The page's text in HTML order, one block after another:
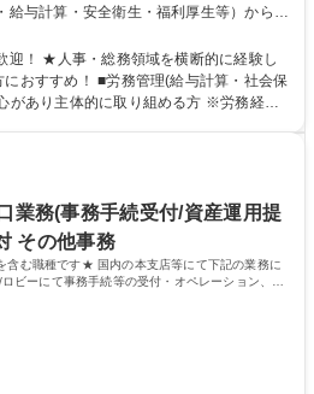
給与計算・安全衛生・福利厚生等）からお
用・教育業務へ守備範囲を広げ、組織運
時間管理、給与
理、安全衛生、健康経営推進等をお任せ
管理など、幅広く経験を積んでいただき
適な環境です。 募集職種 【総
プ/組織運営を支えるゼネラリストを目
迎！ ★人事・総務領域を横断的に経験し
管理(給与計算・社会保
があり主体的に取り組める方 ※労務経験
社会保険手続き・勤怠管理など）の経験
大
業務(事務手続受付/資産運用提
その他事務
含む職種です★ 国内の本支店等にて下記の業務に
ビーにて事務手続等の受付・オペレーション、お